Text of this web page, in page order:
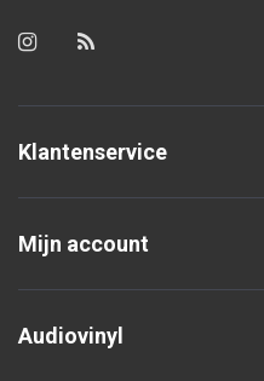
Klantenservice
Mijn account
Audiovinyl